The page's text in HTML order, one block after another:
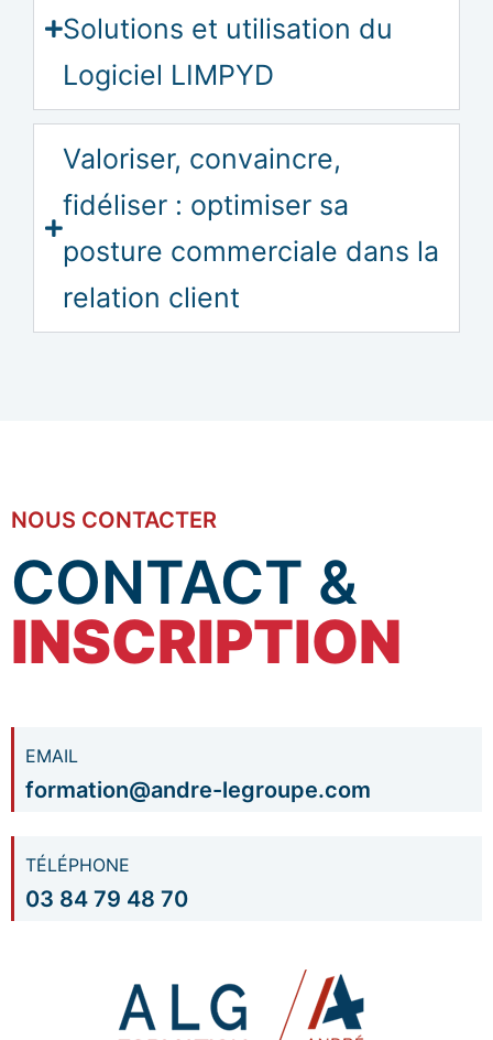
Solutions et utilisation du
Logiciel LIMPYD
Valoriser, convaincre,
fidéliser : optimiser sa
posture commerciale dans la
relation client
NOUS CONTACTER
CONTACT &
INSCRIPTION
EMAIL
formation@andre-legroupe.com
TÉLÉPHONE
03 84 79 48 70